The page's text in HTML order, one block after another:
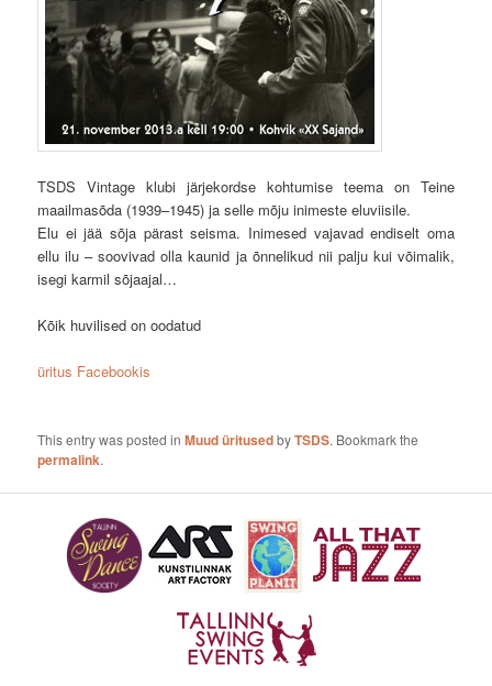
TSDS Vintage klubi järjekordse kohtumise teema on Teine
maailmasõda (1939–1945) ja selle mõju inimeste eluviisile.
Elu ei jää sõja pärast seisma. Inimesed vajavad endiselt oma
ellu ilu – soovivad olla kaunid ja õnnelikud nii palju kui võimalik,
isegi karmil sõjaajal…
Kõik huvilised on oodatud
üritus Facebookis
This entry was posted inMuud üritusedbyTSDS. Bookmark the
permalink.